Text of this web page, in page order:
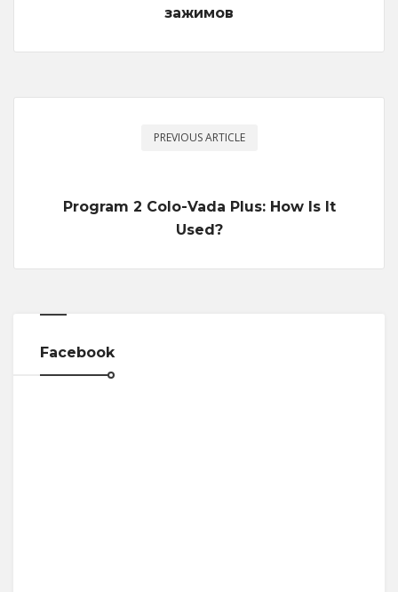
зажимов
PREVIOUS ARTICLE
Program 2 Colo-Vada Plus: How Is It
Used?
Facebook